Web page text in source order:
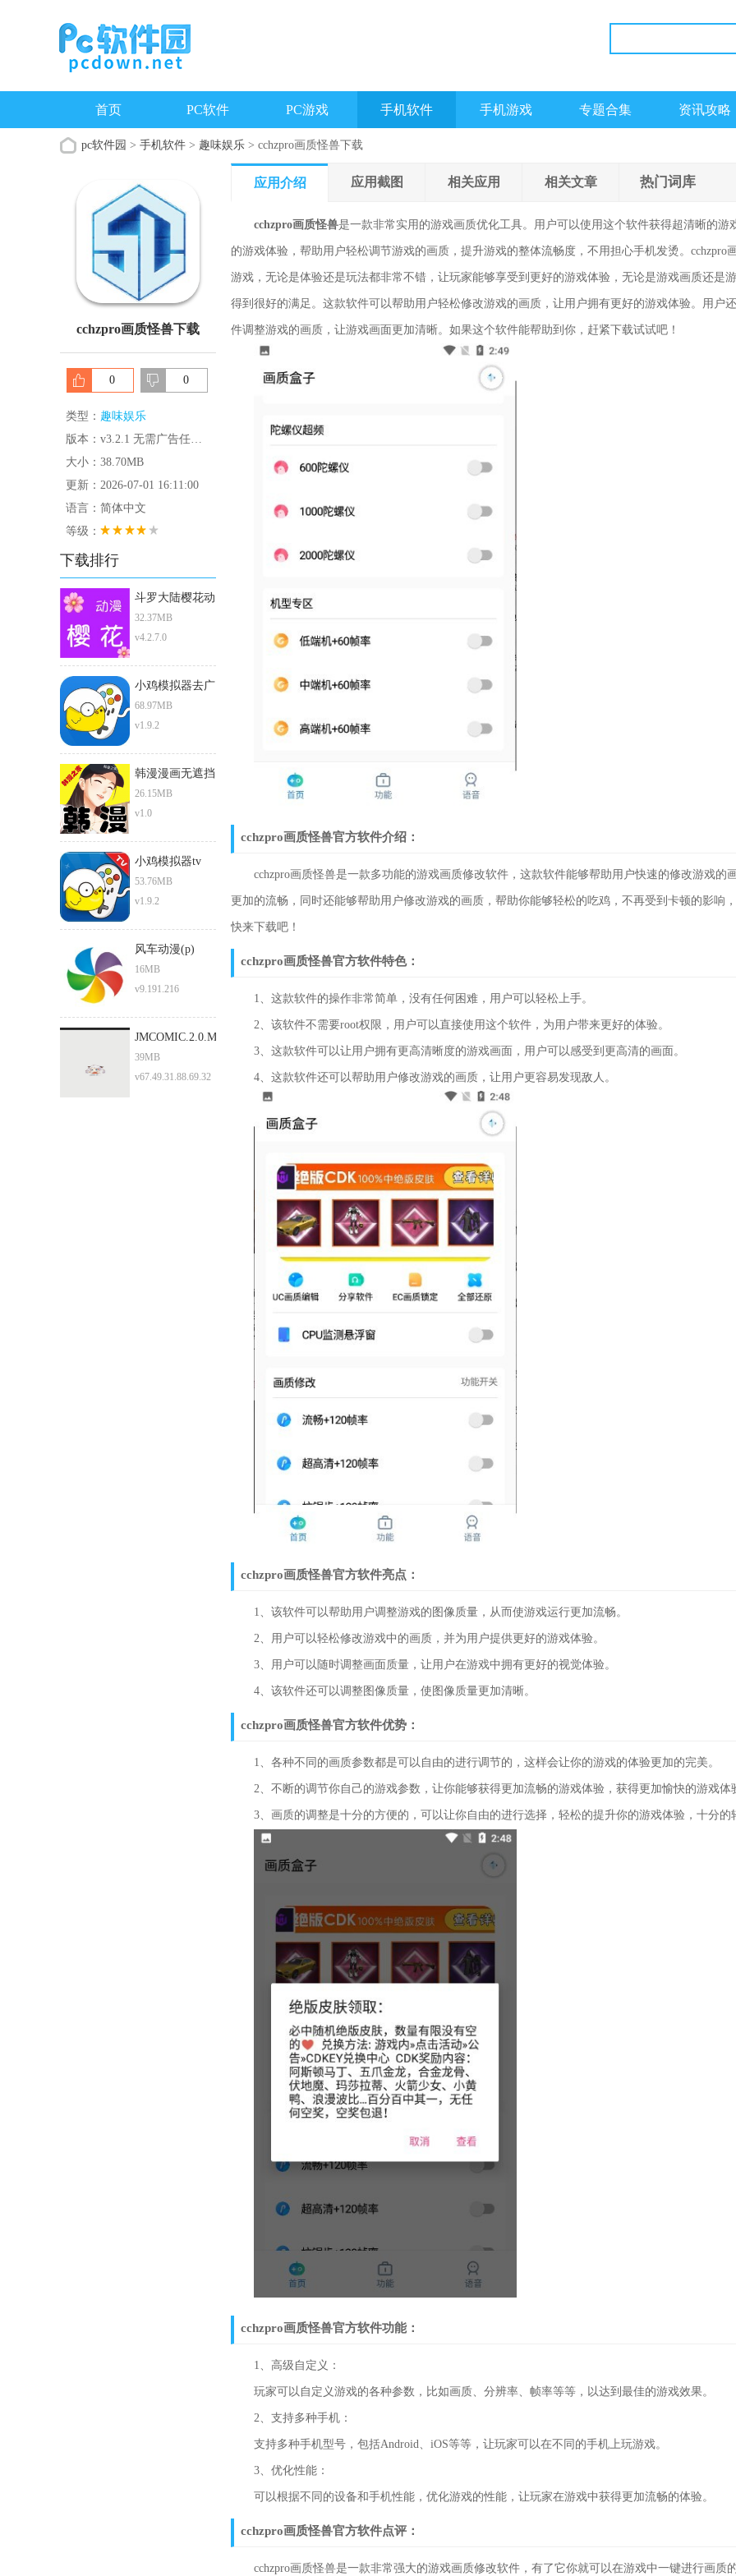
首页 PC软件 PC游戏 手机软件 手机游戏 专题合集 资讯攻略
pc软件园 > 手机软件 > 趣味娱乐 > cchzpro画质怪兽下载
cchzpro画质怪兽下载
0 0
类型： 趣味娱乐
版本：v3.2.1 无需广告任务版
大小：38.70MB
更新：2026-07-01 16:11:00
语言：简体中文
等级：
下载排行
斗罗大陆樱花动
漫
32.37MB
v4.2.7.0
小鸡模拟器去广
告版
68.97MB
v1.9.2
韩漫漫画无遮挡
免费
26.15MB
v1.0
小鸡模拟器tv
53.76MB
v1.9.2
风车动漫(p)
16MB
v9.191.216
JMCOMIC.2.0.MIC
39MB
v67.49.31.88.69.32
应用介绍 应用截图 相关应用 相关文章 热门词库
cchzpro画质怪兽是一款非常实用的游戏画质优化工具。用户可以使用这个软件获得超清晰的游
的游戏体验，帮助用户轻松调节游戏的画质，提升游戏的整体流畅度，不用担心手机发烫。cchzpro
游戏，无论是体验还是玩法都非常不错，让玩家能够享受到更好的游戏体验，无论是游戏画质还是
得到很好的满足。这款软件可以帮助用户轻松修改游戏的画质，让用户拥有更好的游戏体验。用户
件调整游戏的画质，让游戏画面更加清晰。如果这个软件能帮助到你，赶紧下载试试吧！
cchzpro画质怪兽官方软件介绍：
cchzpro画质怪兽是一款多功能的游戏画质修改软件，这款软件能够帮助用户快速的修改游戏的
更加的流畅，同时还能够帮助用户修改游戏的画质，帮助你能够轻松的吃鸡，不再受到卡顿的影响
快来下载吧！
cchzpro画质怪兽官方软件特色：
1、这款软件的操作非常简单，没有任何困难，用户可以轻松上手。
2、该软件不需要root权限，用户可以直接使用这个软件，为用户带来更好的体验。
3、这款软件可以让用户拥有更高清晰度的游戏画面，用户可以感受到更高清的画面。
4、这款软件还可以帮助用户修改游戏的画质，让用户更容易发现敌人。
cchzpro画质怪兽官方软件亮点：
1、该软件可以帮助用户调整游戏的图像质量，从而使游戏运行更加流畅。
2、用户可以轻松修改游戏中的画质，并为用户提供更好的游戏体验。
3、用户可以随时调整画面质量，让用户在游戏中拥有更好的视觉体验。
4、该软件还可以调整图像质量，使图像质量更加清晰。
cchzpro画质怪兽官方软件优势：
1、各种不同的画质参数都是可以自由的进行调节的，这样会让你的游戏的体验更加的完美。
2、不断的调节你自己的游戏参数，让你能够获得更加流畅的游戏体验，获得更加愉快的游戏体
3、画质的调整是十分的方便的，可以让你自由的进行选择，轻松的提升你的游戏体验，十分的
cchzpro画质怪兽官方软件功能：
1、高级自定义：
玩家可以自定义游戏的各种参数，比如画质、分辨率、帧率等等，以达到最佳的游戏效果。
2、支持多种手机：
支持多种手机型号，包括Android、iOS等等，让玩家可以在不同的手机上玩游戏。
3、优化性能：
可以根据不同的设备和手机性能，优化游戏的性能，让玩家在游戏中获得更加流畅的体验。
cchzpro画质怪兽官方软件点评：
cchzpro画质怪兽是一款非常强大的游戏画质修改软件，有了它你就可以在游戏中一键进行画质